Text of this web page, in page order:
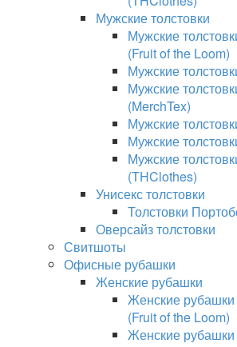
Мужские толстовки
Мужские
(Fruit of the Loom)
Мужские
Мужские
(MerchTex)
Мужские
Мужские
Мужские
(THClothes)
Унисекс толстовки
Толстовки
Оверсайз толстовки
Свитшоты
Офисные рубашки
Женские рубашки
Женские
(Fruit of the Loom)
Женские